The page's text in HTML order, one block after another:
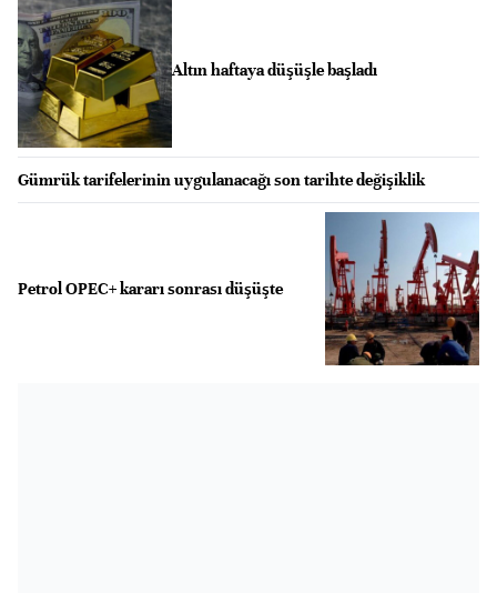
Altın haftaya düşüşle başladı
Gümrük tarifelerinin uygulanacağı son tarihte değişiklik
Petrol OPEC+ kararı sonrası düşüşte